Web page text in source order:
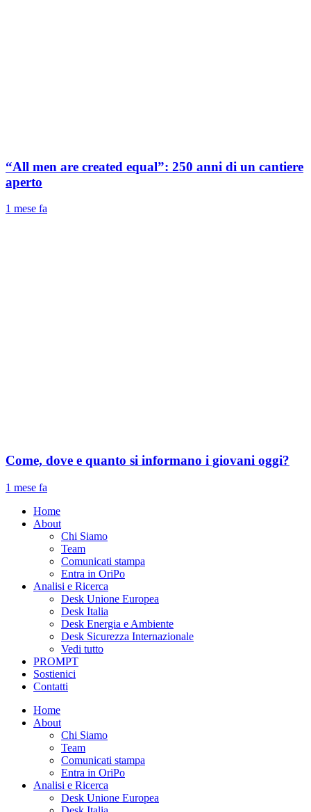
“All men are created equal”: 250 anni di un cantiere
aperto
1 mese fa
Come, dove e quanto si informano i giovani oggi?
1 mese fa
Home
About
Chi Siamo
Team
Comunicati stampa
Entra in OriPo
Analisi e Ricerca
Desk Unione Europea
Desk Italia
Desk Energia e Ambiente
Desk Sicurezza Internazionale
Vedi tutto
PROMPT
Sostienici
Contatti
Home
About
Chi Siamo
Team
Comunicati stampa
Entra in OriPo
Analisi e Ricerca
Desk Unione Europea